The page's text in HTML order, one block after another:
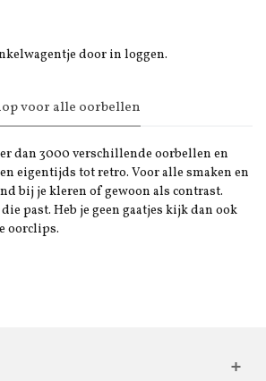
door in loggen.
voor alle oorbellen
dan 3000 verschillende oorbellen en
eigentijds tot retro. Voor alle smaken en
bij je kleren of gewoon als contrast.
past. Heb je geen gaatjes kijk dan ook
oorclips.